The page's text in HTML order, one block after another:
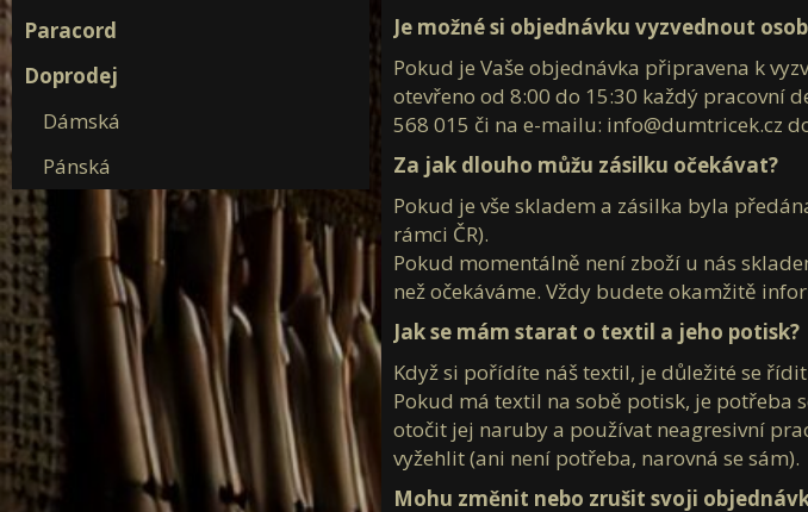
Paracord
Doprodej
Dámská
Pánská
Je možné si objednávku vyzvednout
Pokud je Vaše objednávka připravena k
otevřeno od 8:00 do 15:30 každý pracovní
568 015 či na e-mailu: info@dumtricek.cz
Za jak dlouho můžu zásilku očekávat?
Pokud je vše skladem a zásilka byla
rámci ČR).
Pokud momentálně není zboží u nás
než očekáváme. Vždy budete okamžitě
Jak se mám starat o textil a jeho potisk?
Když si pořídíte náš textil, je důležité se
Pokud má textil na sobě potisk, je potřeba
otočit jej naruby a používat neagresivní
vyžehlit (ani není potřeba, narovná se sám).
Mohu změnit nebo zrušit svoji